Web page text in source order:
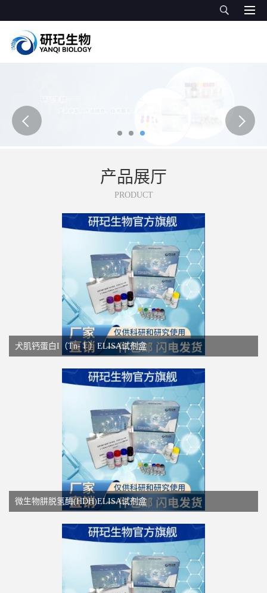
产品展厅
PRODUCT
犬肌钙蛋白I（Tn-Ⅰ）ELISA试剂盒
微生物肼脱氢酶(HDH)ELISA试剂盒